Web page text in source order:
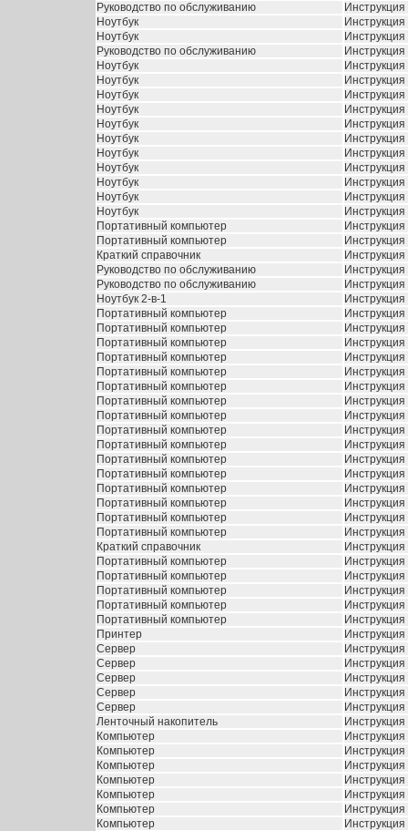
Руководство по обслуживанию
Ноутбук
Ноутбук
Руководство по обслуживанию
Ноутбук
Ноутбук
Ноутбук
Ноутбук
Ноутбук
Ноутбук
Ноутбук
Ноутбук
Ноутбук
Ноутбук
Ноутбук
Портативный компьютер
Портативный компьютер
Краткий справочник
Руководство по обслуживанию
Руководство по обслуживанию
Ноутбук 2-в-1
Портативный компьютер
Портативный компьютер
Портативный компьютер
Портативный компьютер
Портативный компьютер
Портативный компьютер
Портативный компьютер
Портативный компьютер
Портативный компьютер
Портативный компьютер
Портативный компьютер
Портативный компьютер
Портативный компьютер
Портативный компьютер
Портативный компьютер
Портативный компьютер
Краткий справочник
Портативный компьютер
Портативный компьютер
Портативный компьютер
Портативный компьютер
Портативный компьютер
Принтер
Сервер
Сервер
Сервер
Сервер
Сервер
Ленточный накопитель
Компьютер
Компьютер
Компьютер
Компьютер
Компьютер
Компьютер
Компьютер